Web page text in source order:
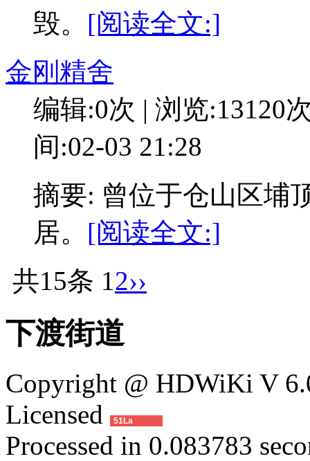
毁。 [阅读全文:]
金刚精舍
编辑:0次 | 浏览:13120
间:02-03 21:28
摘要: 曾位于仓山区埔
居。 [阅读全文:]
共15条 12››
下渡街道
Copyright @ HDWiKi V
Licensed
51La
Processed in 0.083783